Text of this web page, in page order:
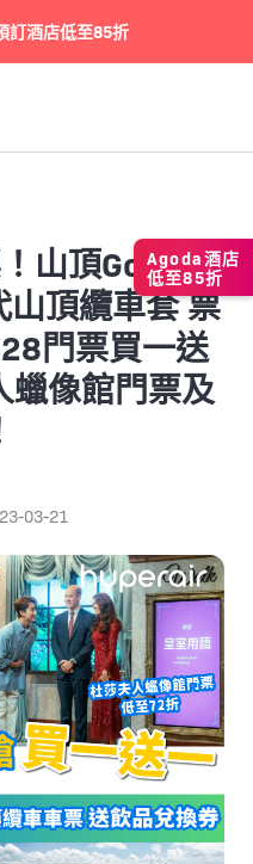
訂酒店低至85折
山頂Go
頂纜車套 票
門票買一送
蠟像館門票及
03-21
Agoda酒店
低至85折